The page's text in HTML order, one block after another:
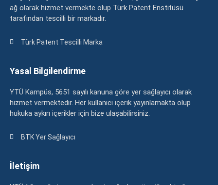
ağ olarak hizmet vermekte olup Türk Patent Enstitüsü
tarafından tescilli bir markadır.
Türk Patent Tescilli Marka
Yasal Bilgilendirme
YTÜ Kampüs, 5651 sayılı kanuna göre yer sağlayıcı olarak
hizmet vermektedir. Her kullanıcı içerik yayınlamakta olup
hukuka aykırı içerikler için bize ulaşabilirsiniz.
BTK Yer Sağlayıcı
İletişim